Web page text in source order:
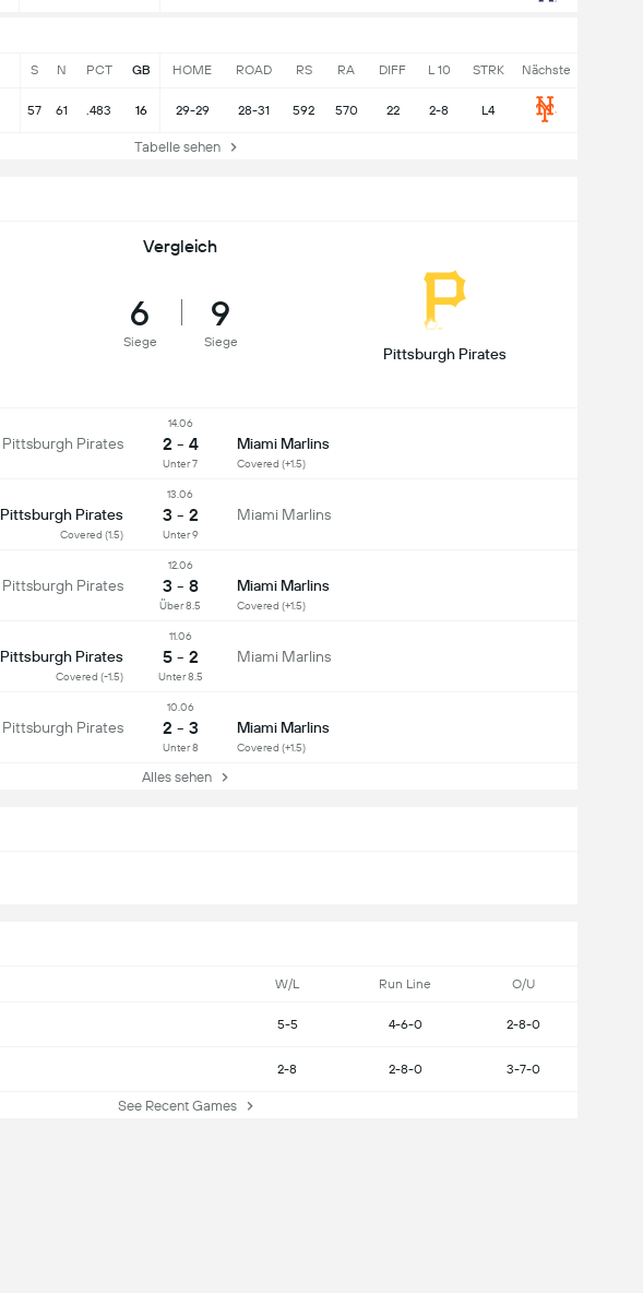
S N PCT GB HOME ROAD RS RA DIFF L 10 STRK Nächste
57 61 .483 16 29-29 28-31 592 570 22 2-8 L4
Tabelle sehen
W/L Run Line O/U
5-5 4-6-0 2-8-0
2-8 2-8-0 3-7-0
See Recent Games
Vergleich
6
Siege
9
Siege
Pittsburgh Pirates
Pittsburgh Pirates
14.06
2 - 4 Miami Marlins
Covered (+1.5)
Unter 7
Pittsburgh Pirates
Covered (1.5)
13.06
3 - 2 Miami Marlins
Unter 9
Pittsburgh Pirates
12.06
3 - 8 Miami Marlins
Covered (+1.5)
Über 8.5
Pittsburgh Pirates
Covered (-1.5)
11.06
5 - 2 Miami Marlins
Unter 8.5
Pittsburgh Pirates
10.06
2 - 3 Miami Marlins
Covered (+1.5)
Unter 8
Alles sehen